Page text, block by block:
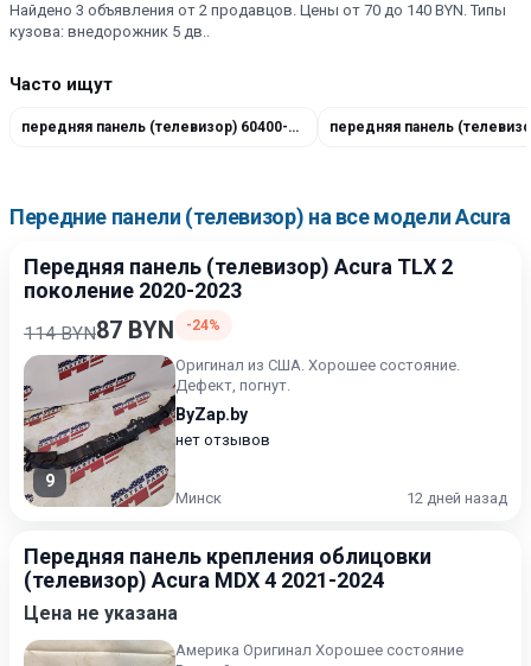
Найдено 3 объявления от 2 продавцов. Цены от 70 до 140 BYN. Типы
кузова: внедорожник 5 дв..
Часто ищут
передняя панель (телевизор) 60400-TJB-A00ZZ
Передние панели (телевизор) на все модели Acura
Передняя панель (телевизор) Acura TLX 2
поколение 2020-2023
114 BYN87 BYN -24%
9
Оригинал из США. Хорошее состояние.
Дефект, погнут.
ByZap.by
нет отзывов
Минск 12 дней назад
Передняя панель крепления облицовки
(телевизор) Acura MDX 4 2021-2024
Цена не указана
Америка Оригинал Хорошее состояние